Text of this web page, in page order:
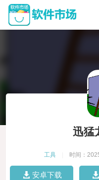
迅猛
工具 时间：
安卓下载